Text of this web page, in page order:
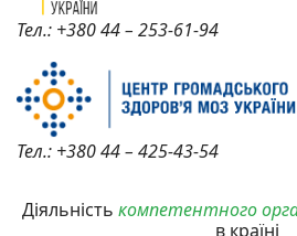
Тел.: +380 44 – 253-61-94
Тел.: +380 44 – 425-43-54
Діяльність компетентного
в країні